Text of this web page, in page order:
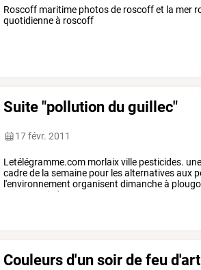
Roscoff maritime photos de roscoff et la mer
quotidienne à roscoff
Suite "pollution du guillec"
17 févr. 2011
Letélégramme.com morlaixville pesticides. une
cadrede la semaine pour lesalternativesaux
l'environnement organisent dimancheà
pieds
Couleurs d'un soir de feu